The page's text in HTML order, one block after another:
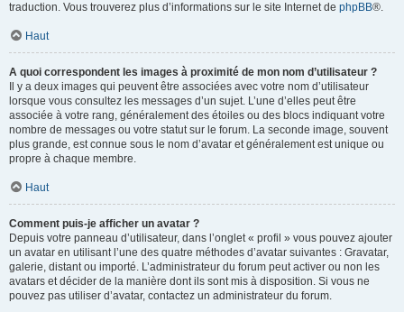
traduction. Vous trouverez plus d’informations sur le site Internet de phpBB®.
Haut
A quoi correspondent les images à proximité de mon nom d’utilisateur ?
Il y a deux images qui peuvent être associées avec votre nom d’utilisateur
lorsque vous consultez les messages d’un sujet. L’une d’elles peut être
associée à votre rang, généralement des étoiles ou des blocs indiquant votre
nombre de messages ou votre statut sur le forum. La seconde image, souvent
plus grande, est connue sous le nom d’avatar et généralement est unique ou
propre à chaque membre.
Haut
Comment puis-je afficher un avatar ?
Depuis votre panneau d’utilisateur, dans l’onglet « profil » vous pouvez ajouter
un avatar en utilisant l’une des quatre méthodes d’avatar suivantes : Gravatar,
galerie, distant ou importé. L’administrateur du forum peut activer ou non les
avatars et décider de la manière dont ils sont mis à disposition. Si vous ne
pouvez pas utiliser d’avatar, contactez un administrateur du forum.